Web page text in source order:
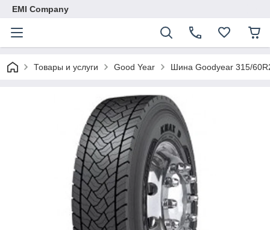
EMI Company
Товары и услуги Good Year Шина Goodyear 315/